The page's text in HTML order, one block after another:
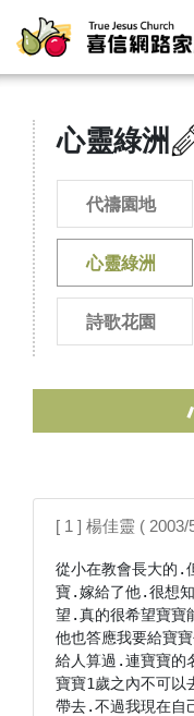
心靈綠洲
代禱園地
心靈綠洲
詩歌花園
[ 1 ] 楊佳靈 (
從小在教會長大的.
寶.嫁給了他.很想
望.真的很希望寶寶
他也答應我要給寶
給人算過.連寶寶的
寶寶1歲之內不可以
帶去.不過我現在自